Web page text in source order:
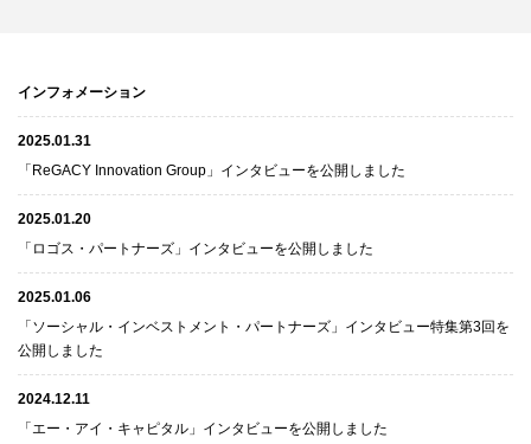
インフォメーション
2025.01.31
「ReGACY Innovation Group」インタビューを公開しました
2025.01.20
「ロゴス・パートナーズ」インタビューを公開しました
2025.01.06
「ソーシャル・インベストメント・パートナーズ」インタビュー特集第3回を
公開しました
2024.12.11
「エー・アイ・キャピタル」インタビューを公開しました